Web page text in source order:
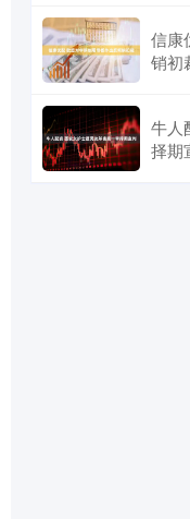
信康
销初
牛人
择期